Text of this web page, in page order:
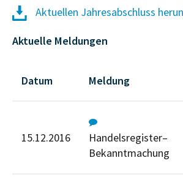
Aktuellen Jahresabschluss
Aktuelle Meldungen
Datum Meldung
15.12.2016
Handelsregister–
Bekanntmachung